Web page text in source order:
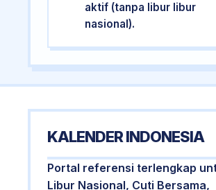
aktif (tanpa libur libur
nasional).
KALENDER INDONESIA
Portal referensi terlengkap
Libur Nasional, Cuti Bersama,